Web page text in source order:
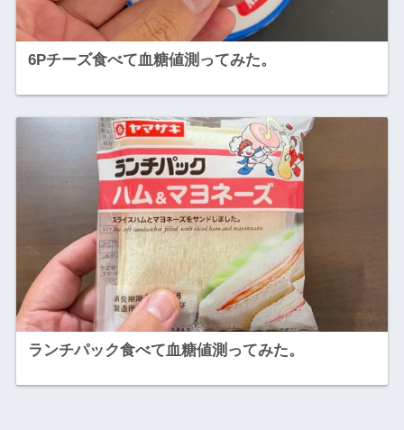
6Pチーズ食べて血糖値測ってみた。
ランチパック食べて血糖値測ってみた。